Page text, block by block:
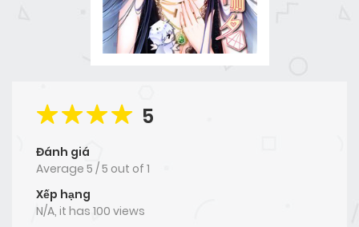
5
Đánh giá
Average 5 /5 out of 1
Xếp hạng
N/A, it has 100 views